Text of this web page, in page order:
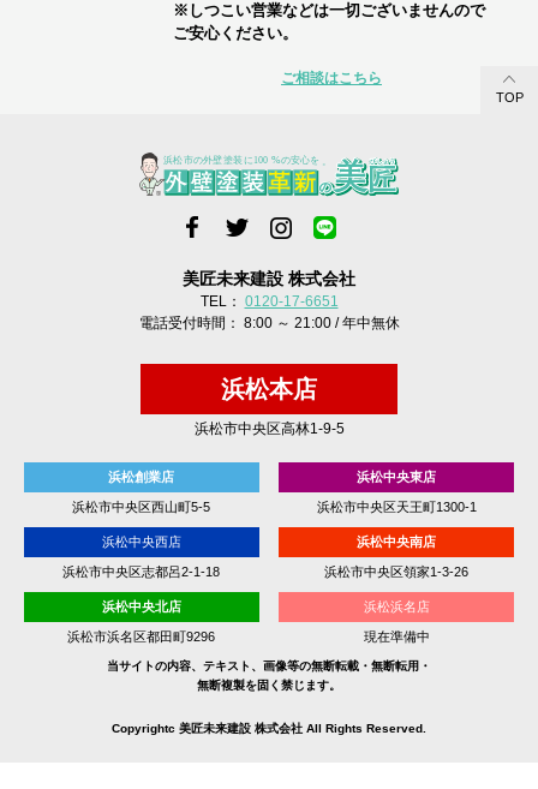
※しつこい営業などは一切ございませんので
ご安心ください。
ご相談はこちら
TOP
美匠未来建設 株式会社
TEL： 0120-17-6651
電話受付時間： 8:00 ～ 21:00 / 年中無休
浜松本店
浜松市中央区高林1-9-5
浜松創業店
浜松市中央区西山町5-5
浜松中央東店
浜松市中央区天王町1300-1
浜松中央西店
浜松市中央区志都呂2-1-18
浜松中央南店
浜松市中央区領家1-3-26
浜松中央北店
浜松市浜名区都田町9296
浜松浜名店
現在準備中
当サイトの内容、テキスト、画像等の無断転載・無断転用・
無断複製を固く禁じます。
Copyrightc 美匠未来建設 株式会社 All Rights Reserved.